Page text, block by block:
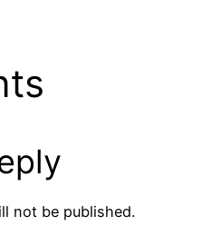
not be published.